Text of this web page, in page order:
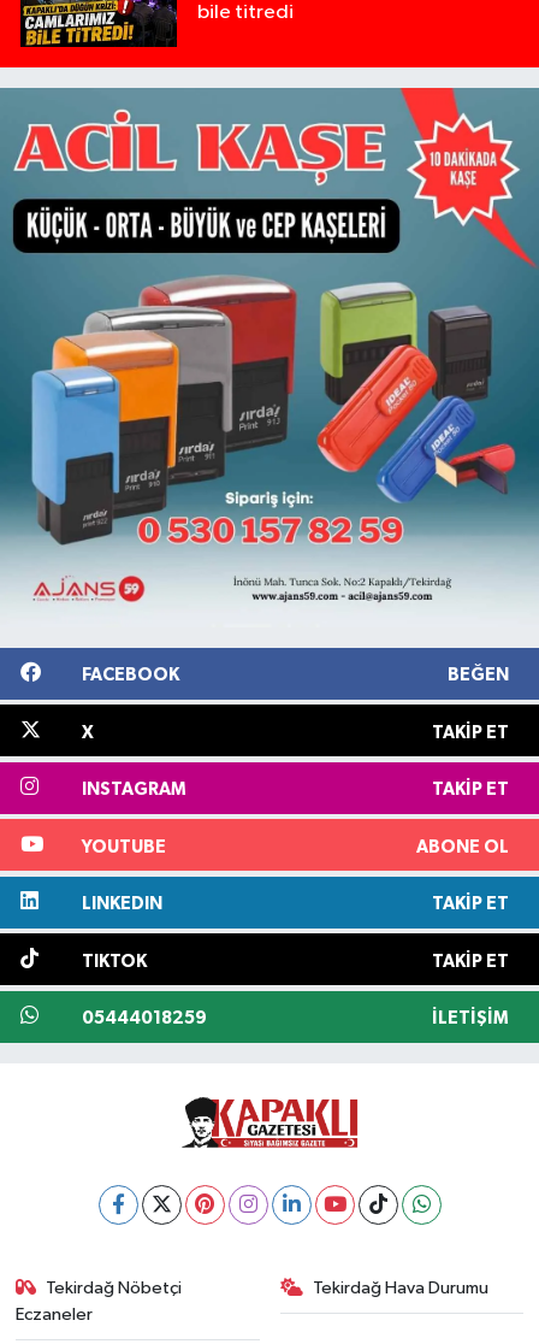
bile titredi
FACEBOOK BEĞEN
X TAKIP ET
INSTAGRAM TAKIP ET
YOUTUBE ABONE OL
LINKEDIN TAKIP ET
TIKTOK TAKIP ET
05444018259 İLETIŞIM
Tekirdağ Nöbetçi
Eczaneler
Tekirdağ Hava Durumu